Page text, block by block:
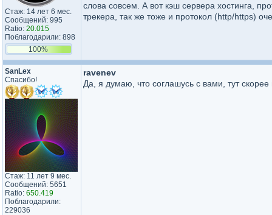
Стаж: 14 лет 6 мес.
Сообщений: 995
Ratio: 20.015
Поблагодарили: 898
100%
слова совсем. А вот кэш сервера хостинга,
трекера, так же тоже и протокол (http/https)
SanLex
Спасибо!
Стаж: 11 лет 9 мес.
Сообщений: 5651
Ratio: 650.419
Поблагодарили:
229036
ravenev
Да, я думаю, что соглашусь с вами, тут скорее